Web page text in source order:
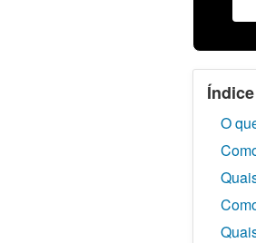
Índice
O